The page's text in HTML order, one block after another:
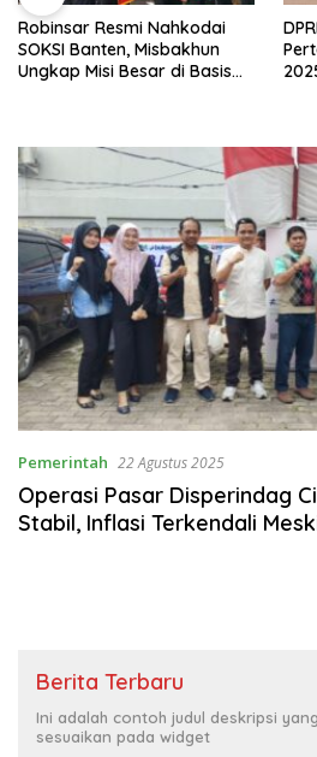
Robinsar Resmi Nahkodai
SOKSI Banten, Misbakhun
Ungkap Misi Besar di Basis
Pemerintah 22 Agustus 2025
Operasi Pasar Disperindag
Stabil, Inflasi Terkendali
Berita Terbaru
Ini adalah contoh judul deskripsi
sesuaikan pada widget